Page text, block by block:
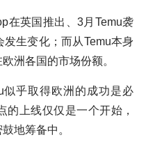
在英国推出、3月Temu袭
生变化；而从Temu本身
洲各国的市场份额。
似乎取得欧洲的成功是必
上线仅仅是一个开始，
地筹备中。